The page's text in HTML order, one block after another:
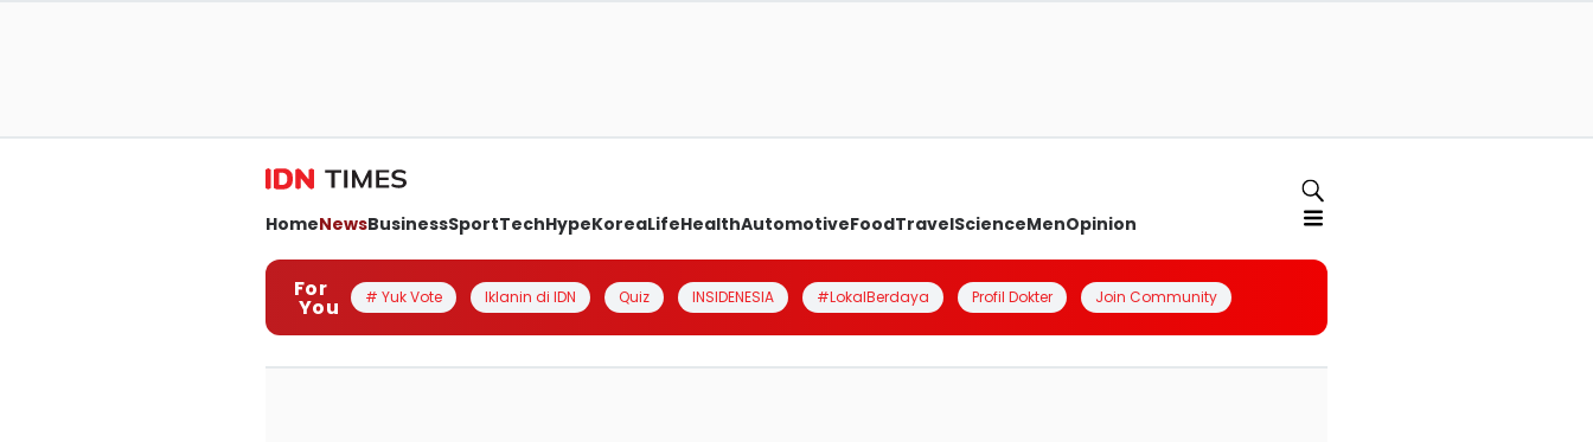
HomeNewsBusinessSportTechHypeKoreaLifeHealthAutomotiveFoodTravelScienceMenOpinion
For
You # Yuk Vote Iklanin di IDN Quiz INSIDENESIA #LokalBerdaya Profil Dokter Join Community